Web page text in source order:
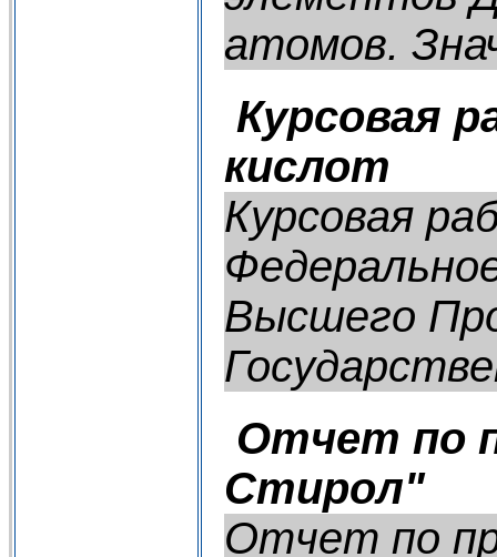
атомов.
Курсовая
кислот
Курсовая
Высшего
Отчет по
Стирол"
Отчет по